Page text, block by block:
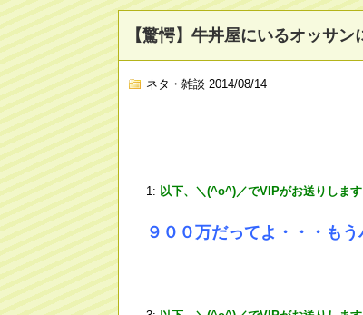
【驚愕】牛丼屋にいるオッサ
ネタ・雑談 2014/08/14
1: 以下、＼(^o^)／でVIPがお送りします
９００万だってよ・・・も